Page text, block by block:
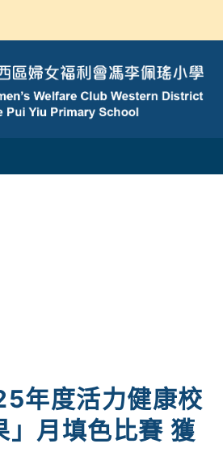
年度活力健康校
」月填色比賽 獲